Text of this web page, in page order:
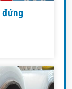
đứng